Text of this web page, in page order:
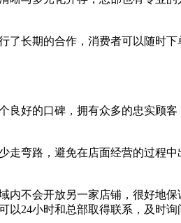
长期的合作，消费者可以随时
好的口碑，拥有众多的忠实顾客
弯路，避免在店面经营的过程
不会开放另一家店铺，很好地保
24小时和总部取得联系，及时询